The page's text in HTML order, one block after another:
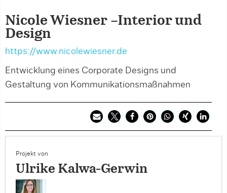
Nicole Wiesner –Interior und
Design
https://www.nicolewiesner.de
Entwicklung eines Corporate Designs und
Gestaltung von Kommunikationsmaßnahmen
Projekt von
Ulrike Kalwa-Gerwin